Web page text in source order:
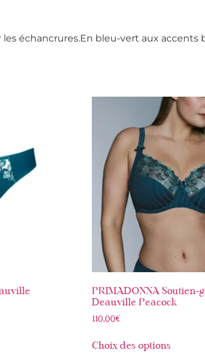
échancrures.En bleu-vert aux accents
PRIMADONNA Soutien-
Deauville Peacock
110,00€
Choix des options